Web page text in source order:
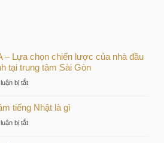
– Lựa chọn chiến lược của nhà đầu
tại trung tâm Sài Gòn
bị tắtở
by
tiếng Nhật là gì
bị tắtở